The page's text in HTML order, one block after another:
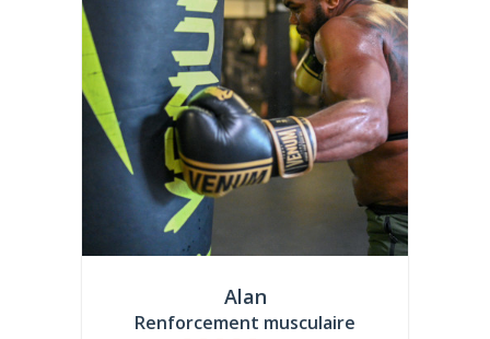
Alan
Renforcement musculaire